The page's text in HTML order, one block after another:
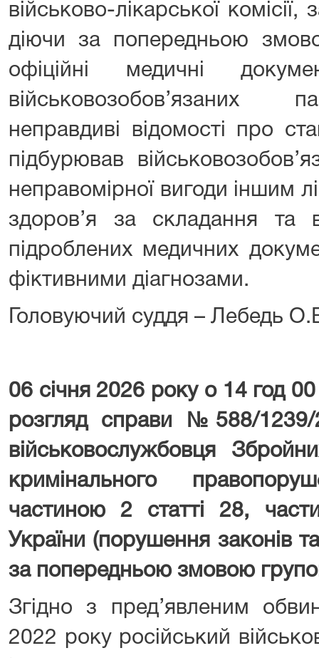
військово-лікарської
діючи за попередньою
офіційні медичні
військовозобов’язаних
неправдиві відомості про
підбурював
неправомірної вигоди іншим
здоров’я за складання та
підроблених медичних
фіктивними діагнозами.
Головуючий суддя – Лебедь
06 січня 2026 року о 14 год
розгляд справи №588/1239/
військовослужбовця
кримінального
частиною 2 статті 28,
України (порушення законів
за попередньою змовою
Згідно з пред’явленим
2022 року російський